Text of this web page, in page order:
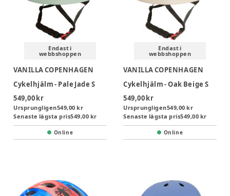
Endast i
webbshoppen
VANILLA COPENHAGEN
Cykelhjälm - Pale Jade S
549,00 kr
Ursprungligen549,00 kr
Senaste lägsta pris549,00 kr
Online
Endast i
webbshoppen
VANILLA COPENHAGEN
Cykelhjälm - Oak Beige S
549,00 kr
Ursprungligen549,00 kr
Senaste lägsta pris549,00 kr
Online